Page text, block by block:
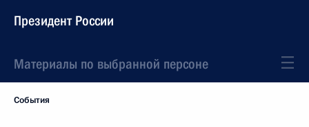
Президент России
Материалы по выбранной персоне
События